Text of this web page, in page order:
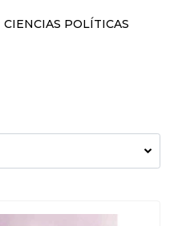
CIENCIAS POLÍTICAS